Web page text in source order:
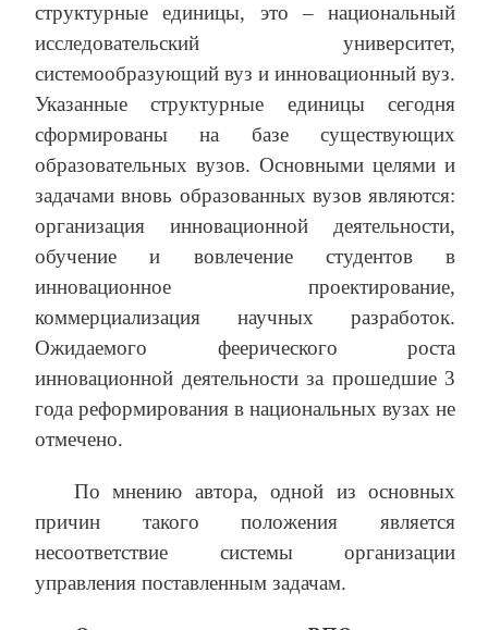
структурные единицы, это – национальный
исследовательский университет,
системообразующий вуз и инновационный вуз.
Указанные структурные единицы сегодня
сформированы на базе существующих
образовательных вузов. Основными целями и
задачами вновь образованных вузов являются:
организация инновационной деятельности,
обучение и вовлечение студентов в
инновационное проектирование,
коммерциализация научных разработок.
Ожидаемого феерического роста
инновационной деятельности за прошедшие 3
года реформирования в национальных вузах не
отмечено.
По мнению автора, одной из основных
причин такого положения является
несоответствие системы организации
управления поставленным задачам.